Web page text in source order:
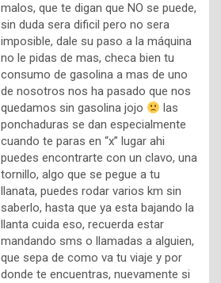
malos, que te digan que NO se puede,
sin duda sera dificil pero no sera
imposible, dale su paso a la máquina
no le pidas de mas, checa bien tu
consumo de gasolina a mas de uno
de nosotros nos ha pasado que nos
quedamos sin gasolina jojo
las
ponchaduras se dan especialmente
cuando te paras en “x” lugar ahi
puedes encontrarte con un clavo, una
tornillo, algo que se pegue a tu
llanata, puedes rodar varios km sin
saberlo, hasta que ya esta bajando la
llanta cuida eso, recuerda estar
mandando sms o llamadas a alguien,
que sepa de como va tu viaje y por
donde te encuentras, nuevamente si